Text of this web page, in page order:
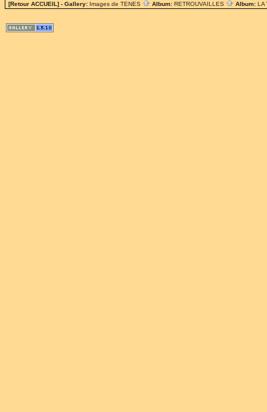
[Retour ACCUEIL] - Gallery: Images de TENES Album: RETROUVAILLES Album: LA